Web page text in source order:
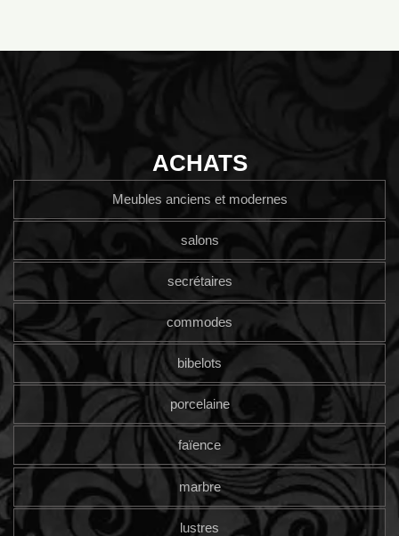
ACHATS
Meubles anciens et modernes
salons
secrétaires
commodes
bibelots
porcelaine
faïence
marbre
lustres